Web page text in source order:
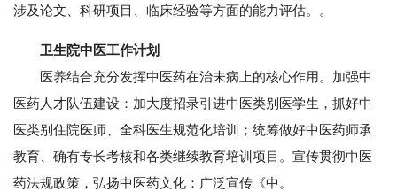
涉及论文、科研项目、临床经验等方面的能力评估。。
卫生院中医工作计划
医养结合充分发挥中医药在治未病上的核心作用。加强中
医药人才队伍建设：加大度招录引进中医类别医学生，抓好中
医类别住院医师、全科医生规范化培训；统筹做好中医药师承
教育、确有专长考核和各类继续教育培训项目。宣传贯彻中医
药法规政策，弘扬中医药文化：广泛宣传《中。